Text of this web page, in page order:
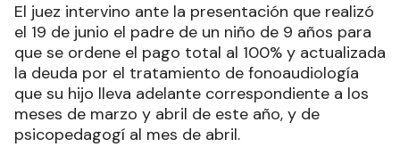
El juez intervino ante la presentación que realizó
el 19 de junio el padre de un niño de 9 años para
que se ordene el pago total al 100% y actualizada
la deuda por el tratamiento de fonoaudiología
que su hijo lleva adelante correspondiente a los
meses de marzo y abril de este año, y de
psicopedagogí al mes de abril.